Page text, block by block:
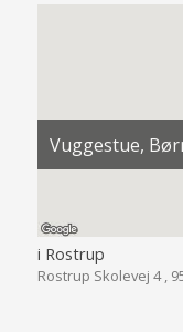
Vuggestue,
i Rostrup
Rostrup Skolevej 4 ,